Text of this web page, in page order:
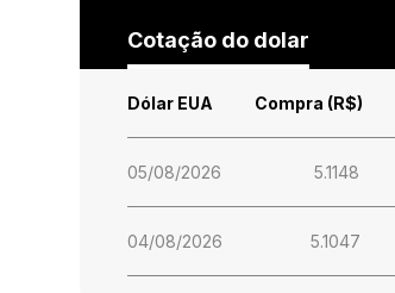
Cotação do dolar
Dólar EUA Compra (R$)
05/08/2026 5.1148
04/08/2026 5.1047